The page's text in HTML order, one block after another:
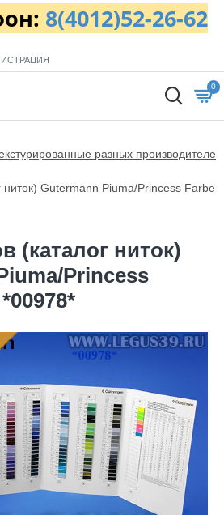
8(4012)52-26-62
0
разных производителе
ниток) Gutermann Piuma/Princess Farbe
(каталог ниток)
Princess